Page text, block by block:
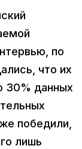
по
что их
30% данных
победили,
лишь